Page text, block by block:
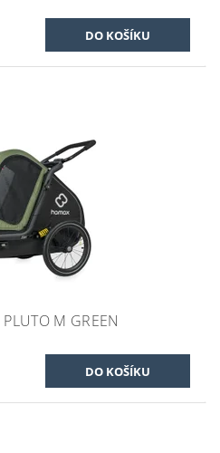
M GREEN